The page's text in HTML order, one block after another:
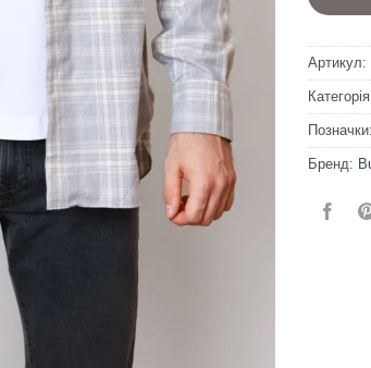
Артикул:
Позначки:
Бренд: